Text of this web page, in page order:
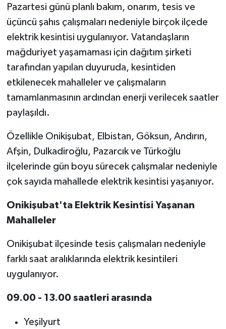
Pazartesi günü planlı bakım, onarım, tesis ve
üçüncü şahıs çalışmaları nedeniyle birçok ilçede
elektrik kesintisi uygulanıyor. Vatandaşların
mağduriyet yaşamaması için dağıtım şirketi
tarafından yapılan duyuruda, kesintiden
etkilenecek mahalleler ve çalışmaların
tamamlanmasının ardından enerji verilecek saatler
paylaşıldı.
Özellikle Onikişubat, Elbistan, Göksun, Andırın,
Afşin, Dulkadiroğlu, Pazarcık ve Türkoğlu
ilçelerinde gün boyu sürecek çalışmalar nedeniyle
çok sayıda mahallede elektrik kesintisi yaşanıyor.
Onikişubat'ta Elektrik Kesintisi Yaşanan
Mahalleler
Onikişubat ilçesinde tesis çalışmaları nedeniyle
farklı saat aralıklarında elektrik kesintileri
uygulanıyor.
09.00 - 13.00 saatleri arasında
Yeşilyurt
KAHRAMANMARAŞ